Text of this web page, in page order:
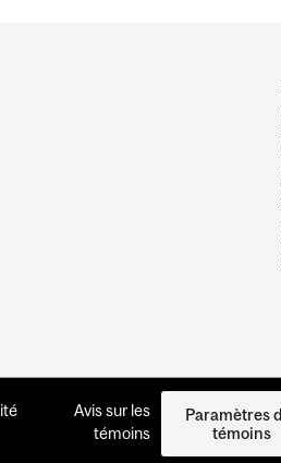
Avis sur les
témoins
Paramètres
témoins